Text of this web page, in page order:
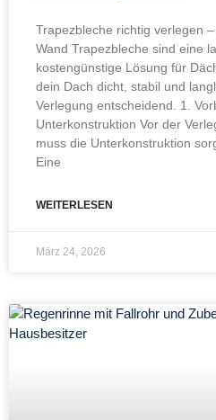
Trapezbleche richtig verlegen
Wand Trapezbleche sind eine
kostengünstige Lösung für
dein Dach dicht, stabil und
Verlegung entscheidend. 1.
Unterkonstruktion Vor der
muss die Unterkonstruktion
Eine
WEITERLESEN
März 24, 2026